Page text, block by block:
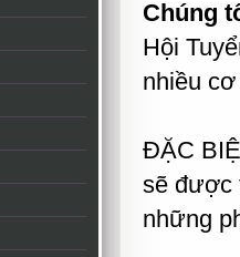
Chúng
Hội
nhiều
ĐẶC
sẽ được
những